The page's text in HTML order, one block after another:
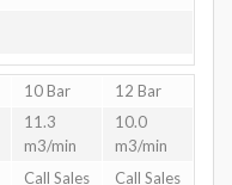
10 Bar 12 Bar
11.3
m3/min
10.0
m3/min
Call Sales Call Sales